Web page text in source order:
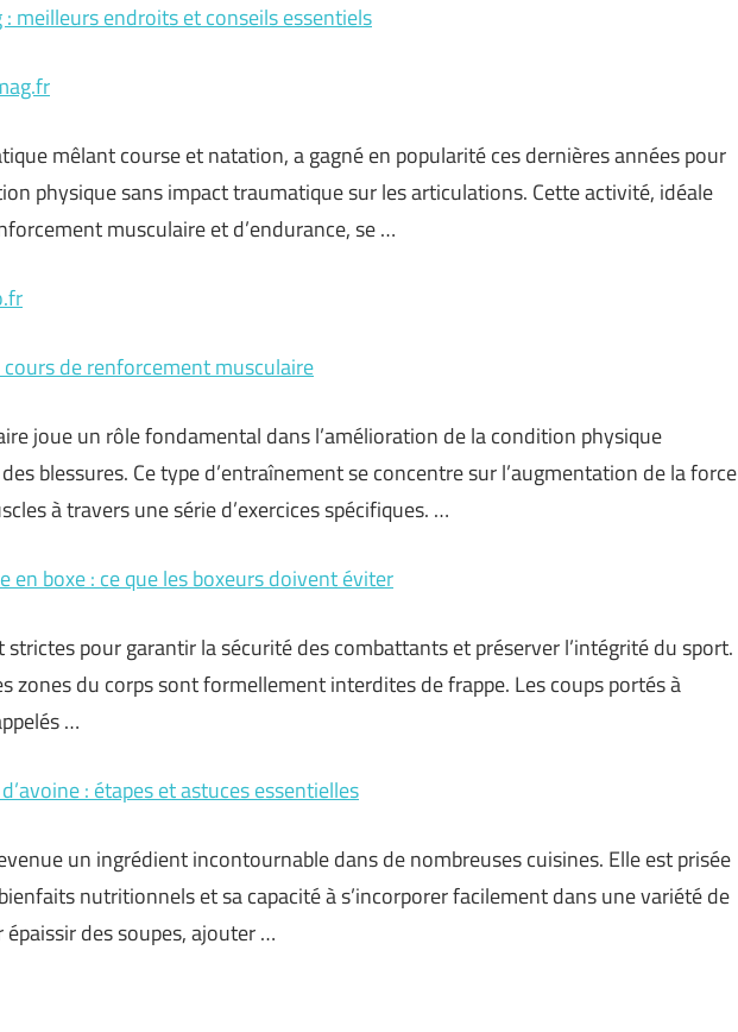
: meilleurs endroits et conseils essentiels
mêlant course et natation, a gagné en popularité ces dernières années pour
physique sans impact traumatique sur les articulations. Cette activité, idéale
musculaire et d’endurance, se …
de renforcement musculaire
joue un rôle fondamental dans l’amélioration de la condition physique
blessures. Ce type d’entraînement se concentre sur l’augmentation de la force
à travers une série d’exercices spécifiques. …
en boxe : ce que les boxeurs doivent éviter
strictes pour garantir la sécurité des combattants et préserver l’intégrité du sport.
zones du corps sont formellement interdites de frappe. Les coups portés à
…
: étapes et astuces essentielles
un ingrédient incontournable dans de nombreuses cuisines. Elle est prisée
nutritionnels et sa capacité à s’incorporer facilement dans une variété de
des soupes, ajouter …